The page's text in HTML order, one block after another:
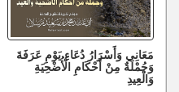
مَعَانِي وَأَسْرَارُ دُعَاءِ يَوْمِ عَرَفَةَ
وَجُمْلَةٌ مِنْ أَحْكَامِ الْأُضْحِيَةِ
وَالْعِيدِ